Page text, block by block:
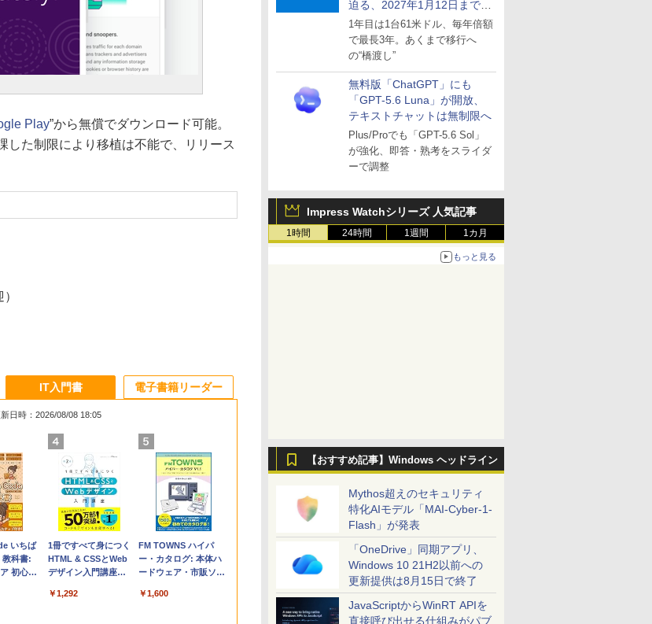
迫る、2027年1月12日まで
～ESUは9月1日から販売
1年目は1台61米ドル、毎年倍額
で最長3年。あくまで移行へ
の“橋渡し”
無料版「ChatGPT」にも
「GPT-5.6 Luna」が開放、
テキストチャットは無制限へ
Plus/Proでも「GPT-5.6 Sol」
が強化、即答・熟考をスライダ
ーで調整
Impress Watchシリーズ 人気記事
1時間 24時間 1週間 1カ月
もっと見る
【おすすめ記事】Windows ヘッドライン
Mythos超えのセキュリティ
特化AIモデル「MAI-Cyber-1-
Flash」が発表
「OneDrive」同期アプリ、
Windows 10 21H2以前への
更新提供は8月15日で終了
JavaScriptからWinRT APIを
直接呼び出せる仕組みがパブ
Play”から無償でダウンロード可能。
した制限により移植は不能で、リリース
M5チ
ンチノ
、
【Amazon.co.jp限
定】 HP ノートパソ
コン 15-fd 15.6イン
512GB SSD インテ
￥129,800
FMV ノートパソコン
WE1-K3 (MS 365
Personal/Copilotキー
型/Core i5/16GB/SSD
￥139,880
続版)|オ
、
Robloxギフトカード
- 2,000 Robux 【限
定バーチャルアイテ
インゲームコード】
￥3,200
Windows版 |
Minecraft (マインクラ
フト): Java & Bedrock
ード版
￥3,600
IT入門書
日時：2026/08/08 18:05
いちば
教科書:
初心者
副業に
1冊ですべて身につく
HTML & CSSとWeb
デザイン入門講座
￥1,292
FM TOWNS ハイパ
ー・カタログ: 本体ハ
ードウェア・市販ソフ
トリストと最新エミュ
￥1,600
電子書籍リーダー